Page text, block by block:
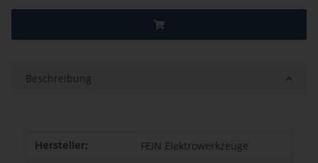
Beschreibung
Produkteigenschaft
Wert
Hersteller: FEIN Elektrowerkzeuge